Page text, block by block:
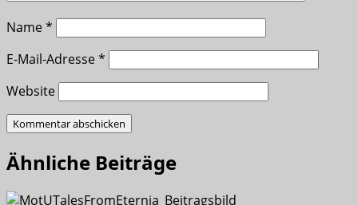
Name*
E-Mail-Adresse*
Website
Ähnliche Beiträge